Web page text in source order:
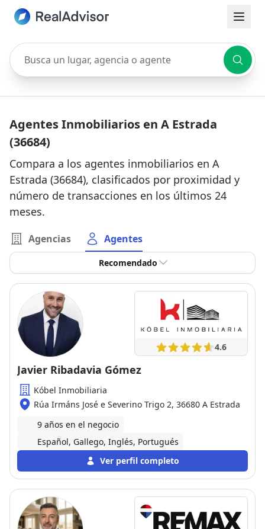
Busca un lugar, agencia o agente
Agentes Inmobiliarios en A Estrada
(36684)
Compara a los agentes inmobiliarios en A
Estrada (36684), clasificados por proximidad y
número de transacciones en los últimos 24
meses.
Agencias Agentes
Recomendado
4.6
Javier Ribadavia Gómez
Kóbel Inmobiliaria
Rúa Irmáns José e Severino Trigo 2, 36680 A Estrada
9 años en el negocio
Español, Gallego, Inglés, Portugués
Ver perfil completo